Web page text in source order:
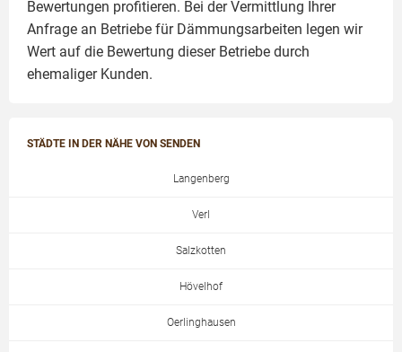
Bewertungen profitieren. Bei der Vermittlung Ihrer
Anfrage an Betriebe für Dämmungsarbeiten legen wir
Wert auf die Bewertung dieser Betriebe durch
ehemaliger Kunden.
STÄDTE IN DER NÄHE VON SENDEN
Langenberg
Verl
Salzkotten
Hövelhof
Oerlinghausen